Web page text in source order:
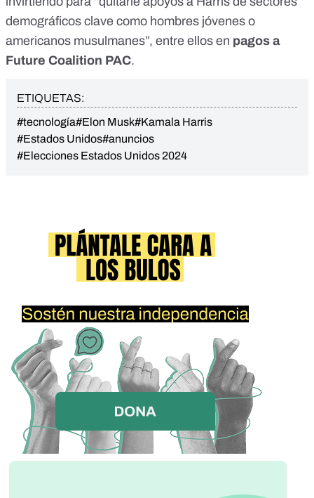
demográficos clave como hombres jóvenes o
americanos musulmanes”, entre ellos en pagos a
Future Coalition PAC.
ETIQUETAS:
#tecnología#Elon Musk#Kamala Harris
#Estados Unidos#anuncios
#Elecciones Estados Unidos 2024